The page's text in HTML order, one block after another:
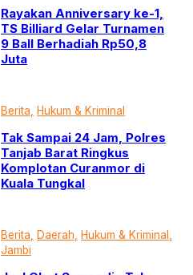
Rayakan Anniversary ke-1,
TS Billiard Gelar Turnamen
9 Ball Berhadiah Rp50,8
Juta
Berita Hukum & Kriminal
Tak Sampai 24 Jam, Polres
Tanjab Barat Ringkus
Komplotan Curanmor di
Kuala Tungkal
Berita Daerah Hukum & Kriminal
Jambi